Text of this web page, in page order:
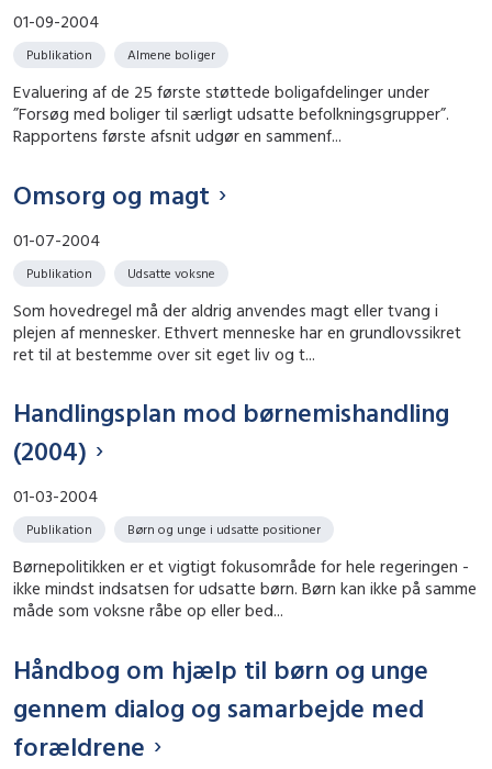
01-09-2004
Publikation Almene boliger
Evaluering af de 25 første støttede boligafdelinger under
”Forsøg med boliger til særligt udsatte befolkningsgrupper”.
Rapportens første afsnit udgør en sammenf...
Omsorg og magt
01-07-2004
Publikation Udsatte voksne
Som hovedregel må der aldrig anvendes magt eller tvang i
plejen af mennesker. Ethvert menneske har en grundlovssikret
ret til at bestemme over sit eget liv og t...
Handlingsplan mod børnemishandling
(2004)
01-03-2004
Publikation Børn og unge i udsatte positioner
Børnepolitikken er et vigtigt fokusområde for hele regeringen -
ikke mindst indsatsen for udsatte børn. Børn kan ikke på samme
måde som voksne råbe op eller bed...
Håndbog om hjælp til børn og unge
gennem dialog og samarbejde med
forældrene